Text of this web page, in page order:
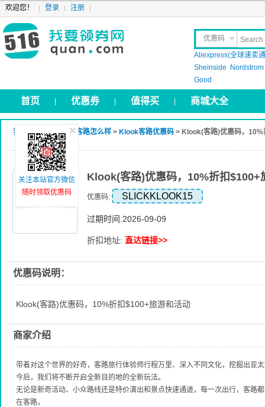
欢迎您！ 登录 注册
优惠码
晒 单
Aliexpress(全球速卖
Sheinside
Good
首页 优惠券 值得买 商城大全
我要领券网 >Klook客路怎么样 > Klook客路优惠码 > Klook(客路)优惠码，
Klook(客路)优惠码，10%折扣$100+
优惠码: SLICKKLOOK15
过期时间:2026-09-09
折扣地址: 直达链接>>
优惠码说明：
Klook(客路)优惠码，10%折扣$100+旅游和活动
商家介绍
带着对这个世界的好奇，客路旅行体验师行程万里、深入不同文化，挖掘出亚
今后，我们将不断开启全新目的地的全新玩法。
无论是新奇活动、小众路线还是特价演出和景点快速通道，每一次出行，客路
在客路，
关注本站官方微信
随时领取优惠码